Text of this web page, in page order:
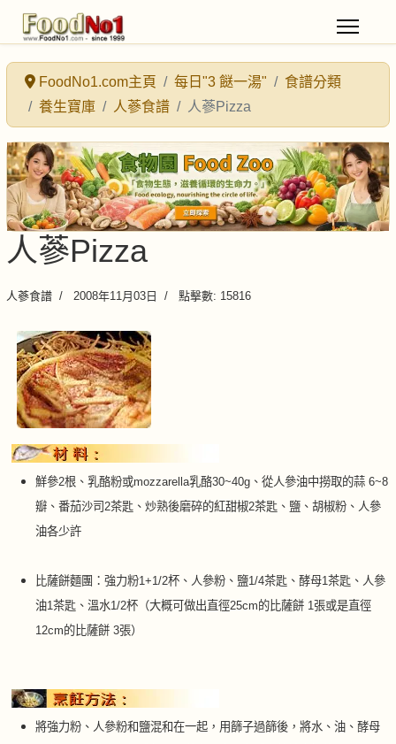
FoodNo1.com主頁 每日"3 餸一湯"
食譜分類
養生寶庫
人蔘食譜 人蔘Pizza
人蔘Pizza
人蔘食譜 2008年11月03日 點擊數: 15816
鮮參2根、乳酪粉或mozzarella乳酪30~40g、從人參油中撈取的蒜 6~8
瓣、番茄沙司2茶匙、炒熟後磨碎的紅甜椒2茶匙、鹽、胡椒粉、人參
油各少許
比薩餅麵團：強力粉1+1/2杯、人參粉、鹽1/4茶匙、酵母1茶匙、人參
油1茶匙、溫水1/2杯（大概可做出直徑25cm的比薩餅 1張或是直徑
12cm的比薩餅 3張）
將強力粉、人參粉和鹽混和在一起，用篩子過篩後，將水、油、酵母